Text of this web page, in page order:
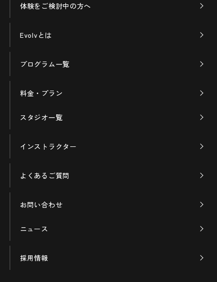
体験をご検討中の方へ
Evolvとは
プログラム一覧
料金・プラン
スタジオ一覧
インストラクター
よくあるご質問
お問い合わせ
ニュース
採用情報